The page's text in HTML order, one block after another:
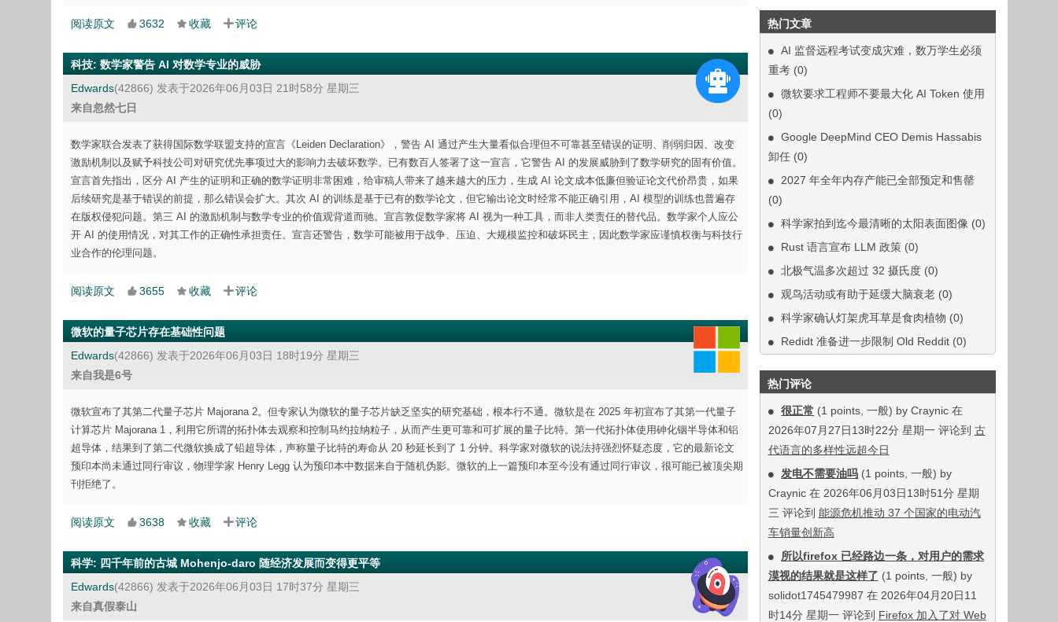
热门文章
AI 监督远程考试变成灾难，数万学生必须
重考 (0)
微软要求工程师不要最大化 AI Token 使用
(0)
Google DeepMind CEO Demis Hassabis
卸任 (0)
2027 年全年内存产能已全部预定和售罄
(0)
科学家拍到迄今最清晰的太阳表面图像 (0)
Rust 语言宣布 LLM 政策 (0)
北极气温多次超过 32 摄氏度 (0)
观鸟活动或有助于延缓大脑衰老 (0)
科学家确认灯架虎耳草是食肉植物 (0)
Redidt 准备进一步限制 Old Reddit (0)
热门评论
很正常 (1 points, 一般) by Craynic 在
2026年07月27日13时22分 星期一 评论到 古
代语言的多样性远超今日
发电不需要油吗 (1 points, 一般) by
Craynic 在 2026年06月03日13时51分 星期
三 评论到 能源危机推动 37 个国家的电动汽
车销量创新高
所以firefox 已经路边一条，对用户的需求
漠视的结果就是这样了 (1 points, 一般) by
solidot1745479987 在 2026年04月20日11
时14分 星期一 评论到 Firefox 加入了对 Web
阅读原文 3632 收藏 评论
科技: 数学家警告 AI 对数学专业的威胁
Edwards(42866) 发表于2026年06月03日 21时58分 星期三
来自忽然七日
数学家联合发表了获得国际数学联盟支持的宣言《Leiden Declaration》，警告 AI 通过产生大量看似合理但不可靠甚至错误的证明、削弱归因、改变
激励机制以及赋予科技公司对研究优先事项过大的影响力去破坏数学。已有数百人签署了这一宣言，它警告 AI 的发展威胁到了数学研究的固有价值。
宣言首先指出，区分 AI 产生的证明和正确的数学证明非常困难，给审稿人带来了越来越大的压力，生成 AI 论文成本低廉但验证论文代价昂贵，如果
后续研究是基于错误的前提，那么错误会扩大。其次 AI 的训练是基于已有的数学论文，但它输出论文时经常不能正确引用，AI 模型的训练也普遍存
在版权侵犯问题。第三 AI 的激励机制与数学专业的价值观背道而驰。宣言敦促数学家将 AI 视为一种工具，而非人类责任的替代品。数学家个人应公
开 AI 的使用情况，对其工作的正确性承担责任。宣言还警告，数学可能被用于战争、压迫、大规模监控和破坏民主，因此数学家应谨慎权衡与科技行
业合作的伦理问题。
阅读原文 3655 收藏 评论
微软的量子芯片存在基础性问题
Edwards(42866) 发表于2026年06月03日 18时19分 星期三
来自我是6号
微软宣布了其第二代量子芯片 Majorana 2。但专家认为微软的量子芯片缺乏坚实的研究基础，根本行不通。微软是在 2025 年初宣布了其第一代量子
计算芯片 Majorana 1，利用它所谓的拓扑体去观察和控制马约拉纳粒子，从而产生更可靠和可扩展的量子比特。第一代拓扑体使用砷化铟半导体和铝
超导体，结果到了第二代微软换成了铅超导体，声称量子比特的寿命从 20 秒延长到了 1 分钟。科学家对微软的说法持强烈怀疑态度，它的最新论文
预印本尚未通过同行审议，物理学家 Henry Legg 认为预印本中数据来自于随机伪影。微软的上一篇预印本至今没有通过同行审议，很可能已被顶尖期
刊拒绝了。
阅读原文 3638 收藏 评论
科学: 四千年前的古城 Mohenjo-daro 随经济发展而变得更平等
Edwards(42866) 发表于2026年06月03日 17时37分 星期三
来自真假泰山